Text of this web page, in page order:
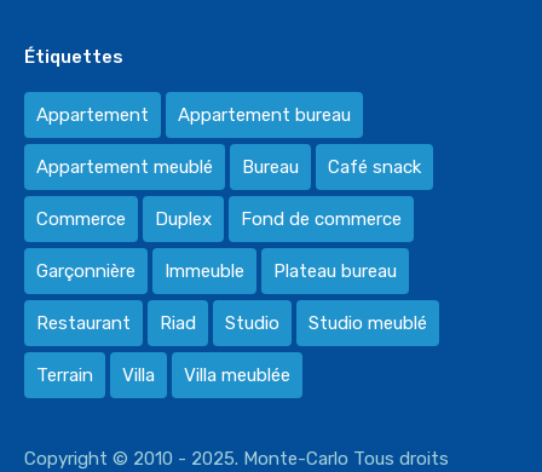
Étiquettes
Appartement Appartement bureau
Appartement meublé Bureau Café snack
Commerce Duplex Fond de commerce
Garçonnière Immeuble Plateau bureau
Restaurant Riad Studio Studio meublé
Terrain Villa Villa meublée
Copyright © 2010 - 2025. Monte-Carlo Tous droits